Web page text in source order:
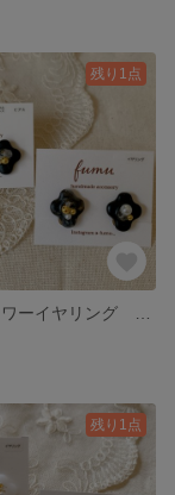
残り1点
残り1点